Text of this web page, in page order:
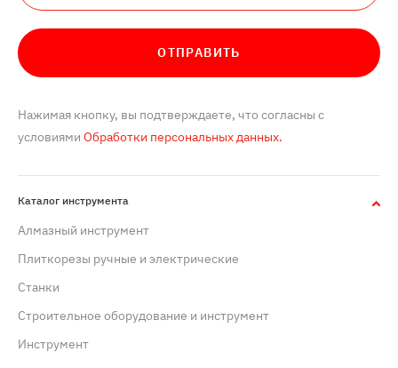
ОТПРАВИТЬ
Нажимая кнопку, вы подтверждаете, что согласны с
условиями Обработки персональных данных.
Каталог инструмента
Алмазный инструмент
Плиткорезы ручные и электрические
Станки
Строительное оборудование и инструмент
Инструмент